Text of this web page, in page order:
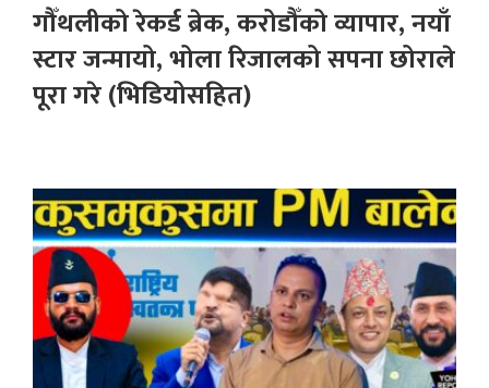
गौँथलीको रेकर्ड ब्रेक, करोडौँको व्यापार, नयाँ
स्टार जन्मायो, भोला रिजालको सपना छोराले
पूरा गरे (भिडियोसहित)